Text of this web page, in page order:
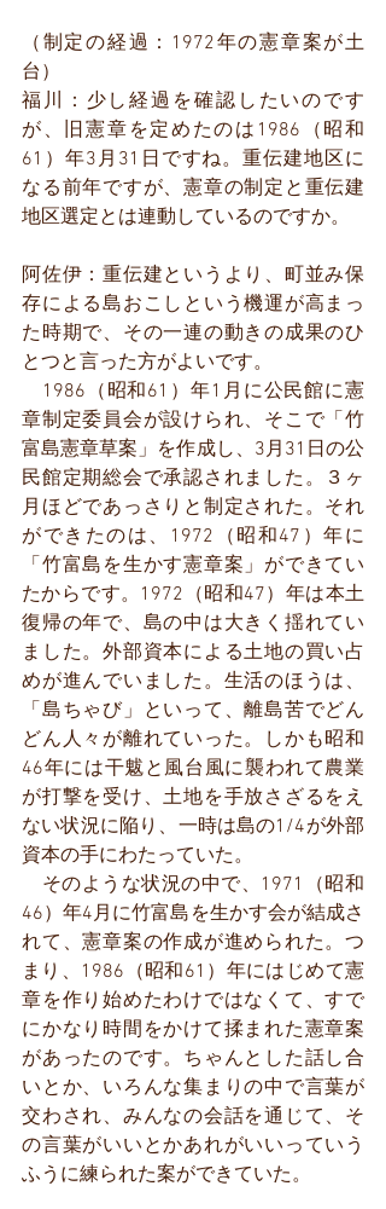
（制定の経過：1972年の憲章案が土
台）
福川：少し経過を確認したいのです
が、旧憲章を定めたのは1986（昭和
61）年3月31日ですね。重伝建地区に
なる前年ですが、憲章の制定と重伝建
地区選定とは連動しているのですか。
阿佐伊：重伝建というより、町並み保
存による島おこしという機運が高まっ
た時期で、その一連の動きの成果のひ
とつと言った方がよいです。
1986（昭和61）年1月に公民館に憲
章制定委員会が設けられ、そこで「竹
富島憲章草案」を作成し、3月31日の公
民館定期総会で承認されました。３ヶ
月ほどであっさりと制定された。それ
ができたのは、1972（昭和47）年に
「竹富島を生かす憲章案」ができてい
たからです。1972（昭和47）年は本土
復帰の年で、島の中は大きく揺れてい
ました。外部資本による土地の買い占
めが進んでいました。生活のほうは、
「島ちゃび」といって、離島苦でどん
どん人々が離れていった。しかも昭和
46年には干魃と風台風に襲われて農業
が打撃を受け、土地を手放さざるをえ
ない状況に陥り、一時は島の1/4が外部
資本の手にわたっていた。
そのような状況の中で、1971（昭和
46）年4月に竹富島を生かす会が結成さ
れて、憲章案の作成が進められた。つ
まり、1986（昭和61）年にはじめて憲
章を作り始めたわけではなくて、すで
にかなり時間をかけて揉まれた憲章案
があったのです。ちゃんとした話し合
いとか、いろんな集まりの中で言葉が
交わされ、みんなの会話を通じて、そ
の言葉がいいとかあれがいいっていう
ふうに練られた案ができていた。